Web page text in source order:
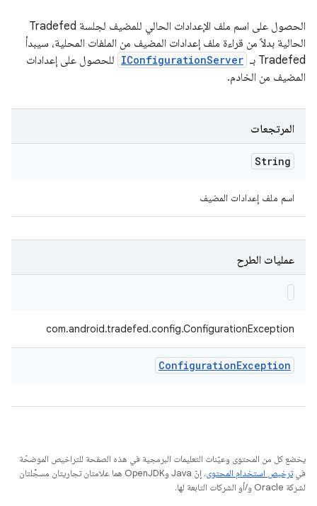
الحصول على اسم ملف الإعدادات الحالي للمضيف لجلسة Tradefed
الحالية بدلاً من قراءة ملف إعدادات المضيف من الملفات المحلية، سيبدأ
Tradefed بـ
IConfigurationServer للحصول على إعدادات
المضيف من الخادم.
المرتجعات
String
اسم ملف إعدادات المضيف
عمليات الطرح
com.android.tradefed.config.ConfigurationException
ConfigurationException
يخضع كل من المحتوى وعيّنات التعليمات البرمجية في هذه الصفحة للتراخيص الموضحّة
فيترخيص استخدام المحتوى
. إنّ Java وOpenJDK هما علامتان تجاريتان مسجَّلتان
لشركة Oracle و/أو الشركات التابعة لها.